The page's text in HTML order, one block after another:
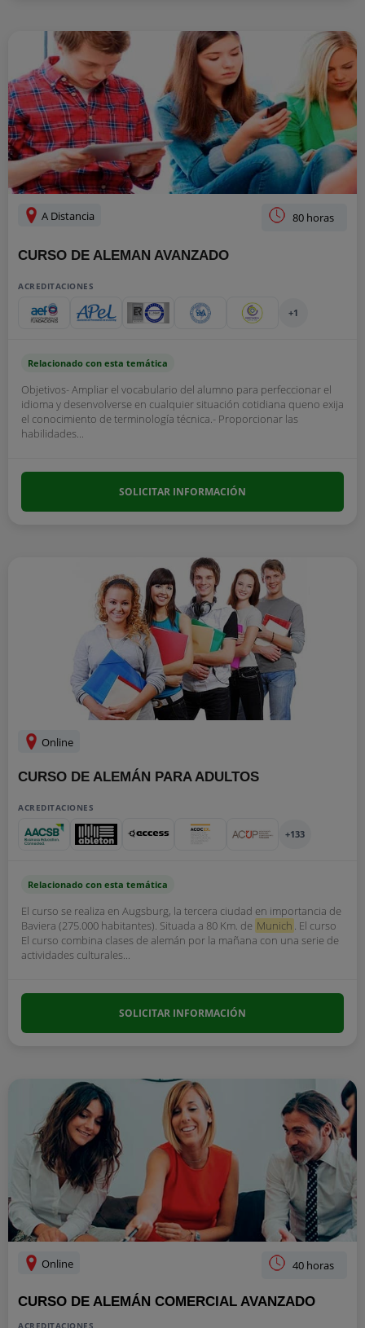
A Distancia 80 horas
CURSO DE ALEMAN AVANZADO
ACREDITACIONES
+1
Relacionado con esta temática
Objetivos- Ampliar el vocabulario del alumno para perfeccionar el
idioma y desenvolverse en cualquier situación cotidiana queno exija
el conocimiento de terminología técnica.- Proporcionar las
habilidades...
SOLICITAR INFORMACIÓN
Online
CURSO DE ALEMÁN PARA ADULTOS
ACREDITACIONES
+133
Relacionado con esta temática
El curso se realiza en Augsburg, la tercera ciudad en importancia de
Baviera (275.000 habitantes). Situada a 80 Km. de Munich . El curso
El curso combina clases de alemán por la mañana con una serie de
actividades culturales...
SOLICITAR INFORMACIÓN
Online 40 horas
CURSO DE ALEMÁN COMERCIAL AVANZADO
ACREDITACIONES